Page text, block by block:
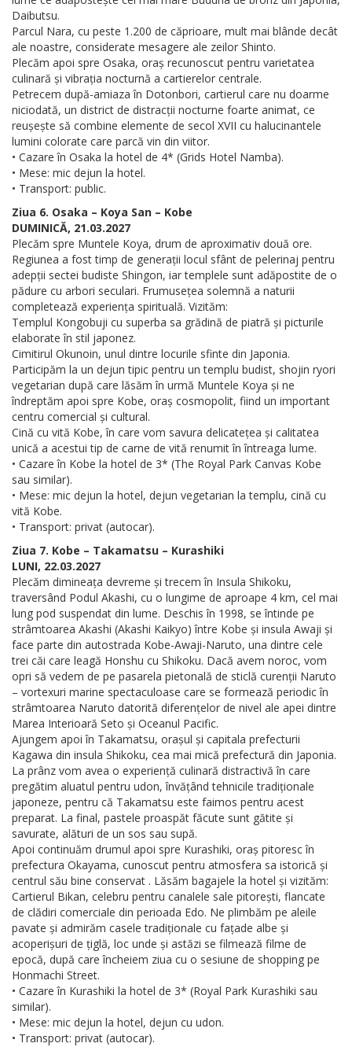
Daibutsu.
Parcul Nara, cu peste 1.200 de căprioare, mult mai blânde decât
ale noastre, considerate mesagere ale zeilor Shinto.
Plecăm apoi spre Osaka, oraș recunoscut pentru varietatea
culinară și vibrația nocturnă a cartierelor centrale.
Petrecem după-amiaza în Dotonbori, cartierul care nu doarme
niciodată, un district de distracții nocturne foarte animat, ce
reușește să combine elemente de secol XVII cu halucinantele
lumini colorate care parcă vin din viitor.
• Cazare în Osaka la hotel de 4* (Grids Hotel Namba).
• Mese: mic dejun la hotel.
• Transport: public.
Ziua 6. Osaka – Koya San – Kobe
DUMINICĂ, 21.03.2027
Plecăm spre Muntele Koya, drum de aproximativ două ore.
Regiunea a fost timp de generații locul sfânt de pelerinaj pentru
adepții sectei budiste Shingon, iar templele sunt adăpostite de o
pădure cu arbori seculari. Frumusețea solemnă a naturii
completează experiența spirituală. Vizităm:
Templul Kongobuji cu superba sa grădină de piatră și picturile
elaborate în stil japonez.
Cimitirul Okunoin, unul dintre locurile sfinte din Japonia.
Participăm la un dejun tipic pentru un templu budist, shojin ryori
vegetarian după care lăsăm în urmă Muntele Koya și ne
îndreptăm apoi spre Kobe, oraș cosmopolit, fiind un important
centru comercial și cultural.
Cină cu vită Kobe, în care vom savura delicatețea și calitatea
unică a acestui tip de carne de vită renumit în întreaga lume.
• Cazare în Kobe la hotel de 3* (The Royal Park Canvas Kobe
sau similar).
• Mese: mic dejun la hotel, dejun vegetarian la templu, cină cu
vită Kobe.
• Transport: privat (autocar).
Ziua 7. Kobe – Takamatsu – Kurashiki
LUNI, 22.03.2027
Plecăm dimineața devreme și trecem în Insula Shikoku,
traversând Podul Akashi, cu o lungime de aproape 4 km, cel mai
lung pod suspendat din lume. Deschis în 1998, se întinde pe
strâmtoarea Akashi (Akashi Kaikyo) între Kobe și insula Awaji și
face parte din autostrada Kobe-Awaji-Naruto, una dintre cele
trei căi care leagă Honshu cu Shikoku. Dacă avem noroc, vom
opri să vedem de pe pasarela pietonală de sticlă curenții Naruto
– vortexuri marine spectaculoase care se formează periodic în
strâmtoarea Naruto datorită diferențelor de nivel ale apei dintre
Marea Interioară Seto și Oceanul Pacific.
Ajungem apoi în Takamatsu, orașul și capitala prefecturii
Kagawa din insula Shikoku, cea mai mică prefectură din Japonia.
La prânz vom avea o experiență culinară distractivă în care
pregătim aluatul pentru udon, învățând tehnicile tradiționale
japoneze, pentru că Takamatsu este faimos pentru acest
preparat. La final, pastele proaspăt făcute sunt gătite și
savurate, alături de un sos sau supă.
Apoi continuăm drumul apoi spre Kurashiki, oraș pitoresc în
prefectura Okayama, cunoscut pentru atmosfera sa istorică și
centrul său bine conservat . Lăsăm bagajele la hotel și vizităm:
Cartierul Bikan, celebru pentru canalele sale pitorești, flancate
de clădiri comerciale din perioada Edo. Ne plimbăm pe aleile
pavate și admirăm casele tradiționale cu fațade albe și
acoperișuri de țiglă, loc unde și astăzi se filmează filme de
epocă, după care încheiem ziua cu o sesiune de shopping pe
Honmachi Street.
• Cazare în Kurashiki la hotel de 3* (Royal Park Kurashiki sau
similar).
• Mese: mic dejun la hotel, dejun cu udon.
• Transport: privat (autocar).